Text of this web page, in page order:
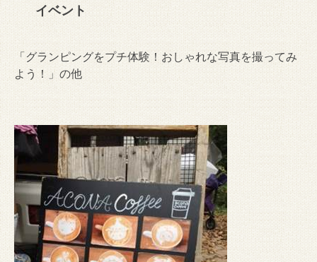
イベント
「グランピングをプチ体験！おしゃれな写真を撮ってみ
よう！」の他